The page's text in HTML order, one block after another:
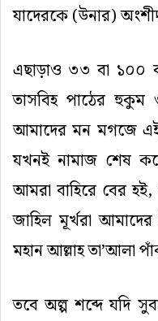
যাদেরকে (উনার)
এছাড়াও ৩৩ বা ১০০
তাসবিহ পাঠের হুকুম
আমাদের মন মগজে এই
যখনই নামাজ শেষ
আমরা বাহিরে বের
জাহিল মূর্খরা
মহান আল্লাহ তা’আলা
তবে অল্প শব্দে যদি